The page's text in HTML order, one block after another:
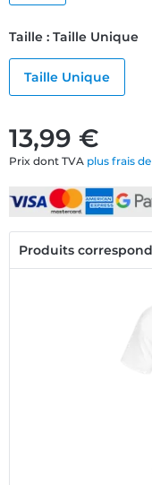
13,99 €
Prix dont TVA plus frais
Taille : Taille Unique
Taille Unique
Produits